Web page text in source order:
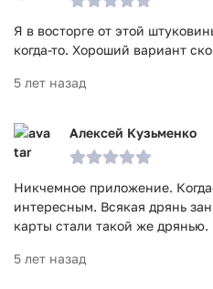
Я в восторге от этой
когда-то. Хороший вариант
5 лет назад
Алексей Кузьменко
Никчемное приложение.
интересным. Всякая дрянь
карты стали такой же дрянью.
5 лет назад